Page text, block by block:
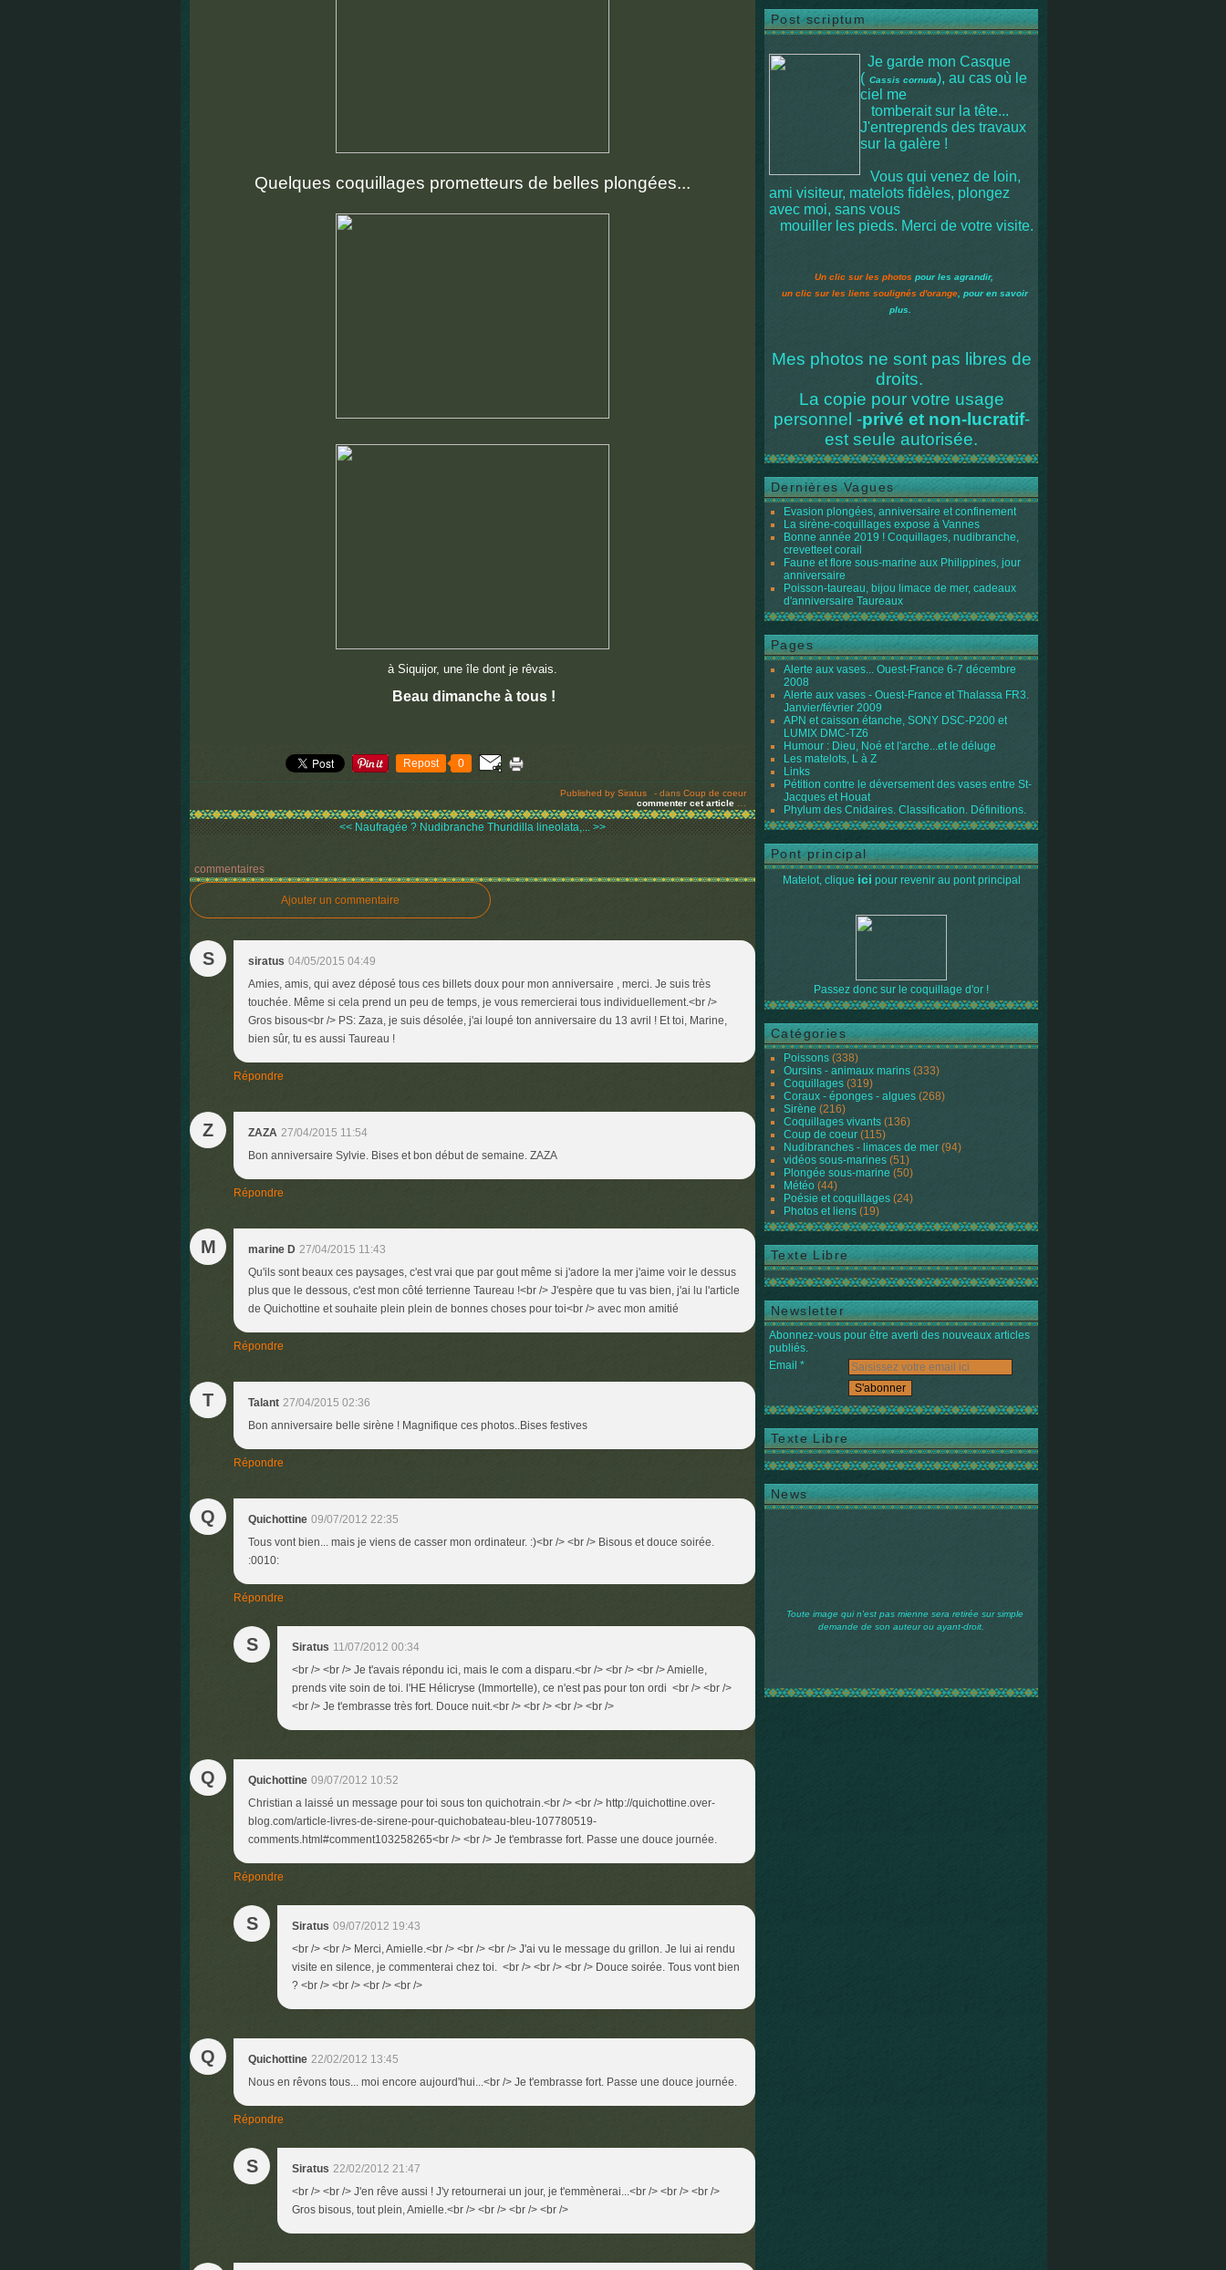
Quelques coquillages prometteurs de belles plongées...
à Siquijor, une île dont je rêvais.
Beau dimanche à tous !
Repost 0
Published by Siratus - dans Coup de coeur
commenter cet article
<< Naufragée ? Nudibranche Thuridilla lineolata,... >>
commentaires
Ajouter un commentaire
S siratus 04/05/2015 04:49
Amies, amis, qui avez déposé tous ces billets doux pour mon anniversaire , merci. Je suis très
touchée. Même si cela prend un peu de temps, je vous remercierai tous individuellement.<br />
Gros bisous<br /> PS: Zaza, je suis désolée, j'ai loupé ton anniversaire du 13 avril ! Et toi, Marine,
bien sûr, tu es aussi Taureau !
Répondre
Z ZAZA 27/04/2015 11:54
Bon anniversaire Sylvie. Bises et bon début de semaine. ZAZA
Répondre
M marine D 27/04/2015 11:43
Qu'ils sont beaux ces paysages, c'est vrai que par gout même si j'adore la mer j'aime voir le dessus
plus que le dessous, c'est mon côté terrienne Taureau !<br /> J'espère que tu vas bien, j'ai lu l'article
de Quichottine et souhaite plein plein de bonnes choses pour toi<br /> avec mon amitié
Répondre
T Talant 27/04/2015 02:36
Bon anniversaire belle sirène ! Magnifique ces photos..Bises festives
Répondre
Q Quichottine 09/07/2012 22:35
Tous vont bien... mais je viens de casser mon ordinateur. :)<br /> <br /> Bisous et douce soirée.
:0010:
Répondre
S Siratus 11/07/2012 00:34
<br /> <br /> Je t'avais répondu ici, mais le com a disparu.<br /> <br /> <br /> Amielle,
prends vite soin de toi. l'HE Hélicryse (Immortelle), ce n'est pas pour ton ordi <br /> <br />
<br /> Je t'embrasse très fort. Douce nuit.<br /> <br /> <br /> <br />
Q Quichottine 09/07/2012 10:52
Christian a laissé un message pour toi sous ton quichotrain.<br /> <br /> http://quichottine.over-
blog.com/article-livres-de-sirene-pour-quichobateau-bleu-107780519-
comments.html#comment103258265<br /> <br /> Je t'embrasse fort. Passe une douce journée.
Répondre
S Siratus 09/07/2012 19:43
<br /> <br /> Merci, Amielle.<br /> <br /> <br /> J'ai vu le message du grillon. Je lui ai rendu
visite en silence, je commenterai chez toi. <br /> <br /> <br /> Douce soirée. Tous vont bien
? <br /> <br /> <br /> <br />
Q Quichottine 22/02/2012 13:45
Nous en rêvons tous... moi encore aujourd'hui...<br /> Je t'embrasse fort. Passe une douce journée.
Répondre
S Siratus 22/02/2012 21:47
<br /> <br /> J'en rêve aussi ! J'y retournerai un jour, je t'emmènerai...<br /> <br /> <br />
Gros bisous, tout plein, Amielle.<br /> <br /> <br /> <br />
Post scriptum
Je garde mon Casque
( Cassis cornuta), au cas où le
ciel me
tomberait sur la tête...
J'entreprends des travaux
sur la galère !
Vous qui venez de loin,
ami visiteur, matelots fidèles, plongez
avec moi, sans vous
mouiller les pieds. Merci de votre visite.
Un clic sur les photos pour les agrandir,
un clic sur les liens soulignés d'orange , pour en savoir
plus.
Mes photos ne sont pas libres de
droits.
La copie pour votre usage
personnel -privé et non-lucratif-
est seule autorisée.
Dernières Vagues
Evasion plongées, anniversaire et confinement
La sirène-coquillages expose à Vannes
Bonne année 2019 ! Coquillages, nudibranche,
crevetteet corail
Faune et flore sous-marine aux Philippines, jour
anniversaire
Poisson-taureau, bijou limace de mer, cadeaux
d'anniversaire Taureaux
Pages
Alerte aux vases... Ouest-France 6-7 décembre
2008
Alerte aux vases - Ouest-France et Thalassa FR3.
Janvier/février 2009
APN et caisson étanche, SONY DSC-P200 et
LUMIX DMC-TZ6
Humour : Dieu, Noé et l'arche...et le déluge
Les matelots, L à Z
Links
Pétition contre le déversement des vases entre St-
Jacques et Houat
Phylum des Cnidaires. Classification. Définitions.
Pont principal
Matelot, clique ici pour revenir au pont principal
Passez donc sur le coquillage d'or !
Catégories
Poissons (338)
Oursins - animaux marins (333)
Coquillages (319)
Coraux - éponges - algues (268)
Sirène (216)
Coquillages vivants (136)
Coup de coeur (115)
Nudibranches - limaces de mer (94)
vidéos sous-marines (51)
Plongée sous-marine (50)
Météo (44)
Poésie et coquillages (24)
Photos et liens (19)
Texte Libre
Newsletter
Abonnez-vous pour être averti des nouveaux articles
publiés.
Email
Texte Libre
News
Toute image qui n'est pas mienne sera retirée sur simple
demande de son auteur ou ayant-droit.